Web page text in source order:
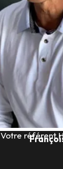
Votre référent